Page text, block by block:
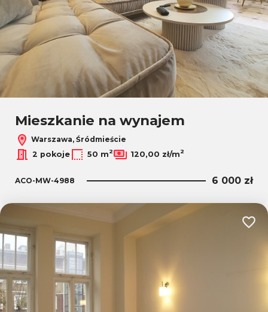
Mieszkanie na wynajem
Warszawa, Śródmieście
2 pokoje
50 m2 120,00 zł/m2
ACO-MW-4988 6 000 zł